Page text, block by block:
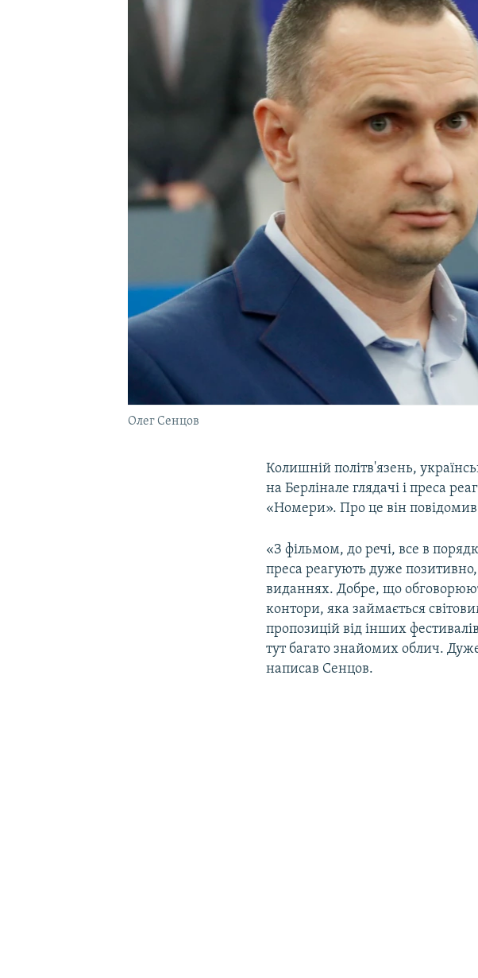
Олег Сенцов
Колишній політв'язень,
на Берлінале глядачі і преса
«Номери». Про це він повідомив
«З фільмом, до речі, все в
преса реагують дуже
виданнях. Добре, що
контори, яка займається
пропозицій від інших
тут багато знайомих облич.
написав Сенцов.